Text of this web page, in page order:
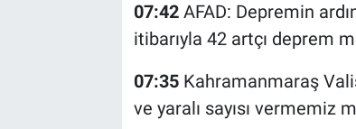
07:42AFAD: Depremin
itibarıyla 42 artçı deprem
07:35Kahramanmaraş
ve yaralı sayısı vermemiz